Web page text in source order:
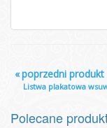
«poprzedni produkt
Listwa plakatowa
Polecane